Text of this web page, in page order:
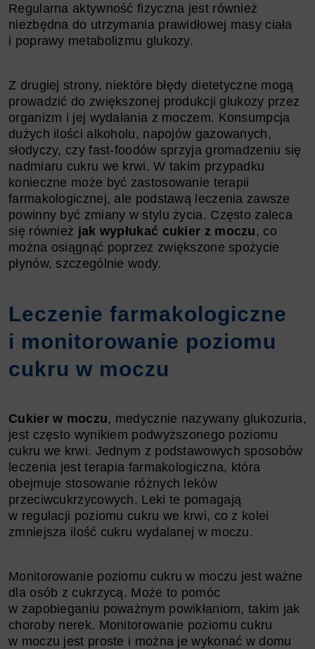
Regularna aktywność fizyczna jest również
niezbędna do utrzymania prawidłowej masy ciała
i poprawy metabolizmu glukozy.
Z drugiej strony, niektóre błędy dietetyczne mogą
prowadzić do zwiększonej produkcji glukozy przez
organizm i jej wydalania z moczem. Konsumpcja
dużych ilości alkoholu, napojów gazowanych,
słodyczy, czy fast-foodów sprzyja gromadzeniu się
nadmiaru cukru we krwi. W takim przypadku
konieczne może być zastosowanie terapii
farmakologicznej, ale podstawą leczenia zawsze
powinny być zmiany w stylu życia. Często zaleca
się również jak wypłukać cukier z moczu, co
można osiągnąć poprzez zwiększone spożycie
płynów, szczególnie wody.
Leczenie farmakologiczne
i monitorowanie poziomu
cukru w moczu
Cukier w moczu, medycznie nazywany glukozuria,
jest często wynikiem podwyższonego poziomu
cukru we krwi. Jednym z podstawowych sposobów
leczenia jest terapia farmakologiczna, która
obejmuje stosowanie różnych leków
przeciwcukrzycowych. Leki te pomagają
w regulacji poziomu cukru we krwi, co z kolei
zmniejsza ilość cukru wydalanej w moczu.
Monitorowanie poziomu cukru w moczu jest ważne
dla osób z cukrzycą. Może to pomóc
w zapobieganiu poważnym powikłaniom, takim jak
choroby nerek. Monitorowanie poziomu cukru
w moczu jest proste i można je wykonać w domu